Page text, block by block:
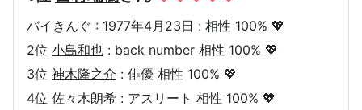
バイきんぐ : 1977年4月23日 : 相性 100% 💖
2位 小島和也 : back number 相性 100% 💖
3位 神木隆之介 : 俳優 相性 100% 💖
4位 佐々木朗希 : アスリート 相性 100% 💖